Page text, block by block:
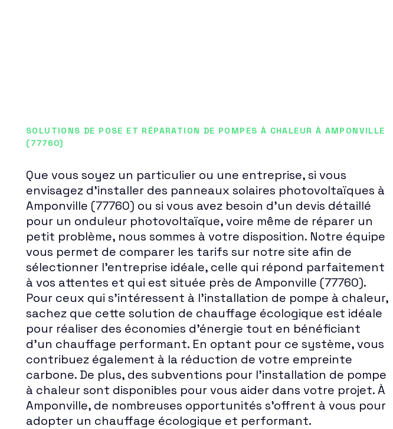
SOLUTIONS DE POSE ET RÉPARATION DE POMPES À CHALEUR À AMPONVILLE
(77760)
Que vous soyez un particulier ou une entreprise, si vous
envisagez d'installer des panneaux solaires photovoltaïques à
Amponville (77760) ou si vous avez besoin d'un devis détaillé
pour un onduleur photovoltaïque, voire même de réparer un
petit problème, nous sommes à votre disposition. Notre équipe
vous permet de comparer les tarifs sur notre site afin de
sélectionner l'entreprise idéale, celle qui répond parfaitement
à vos attentes et qui est située près de Amponville (77760).
Pour ceux qui s'intéressent à l'installation de pompe à chaleur,
sachez que cette solution de chauffage écologique est idéale
pour réaliser des économies d'énergie tout en bénéficiant
d'un chauffage performant. En optant pour ce système, vous
contribuez également à la réduction de votre empreinte
carbone. De plus, des subventions pour l'installation de pompe
à chaleur sont disponibles pour vous aider dans votre projet. À
Amponville, de nombreuses opportunités s'offrent à vous pour
adopter un chauffage écologique et performant.